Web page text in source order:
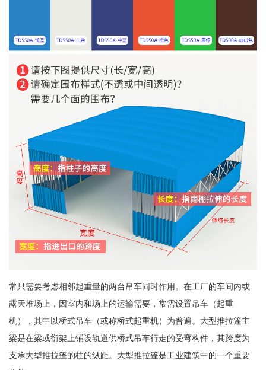
常只需要考虑相邻起重量的两台吊车同时作用。在工厂的车间内或
露天堆场上，因室内和场上的运输需要，常需设置吊车（起重
机），其中以桥式吊车（或称桥式起重机）为普遍。大型推拉篷主
梁是在梁或衍架上铺设轨道供桥式吊车行走的受弯构件，其跨度为
支承大型推拉篷的柱的纵距。大型推拉篷是工业建筑中的一个重要